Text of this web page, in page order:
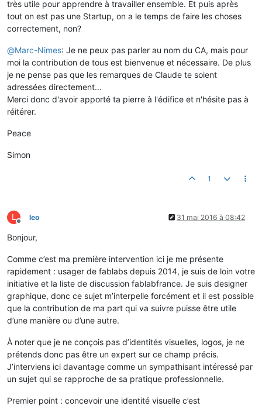
très utile pour apprendre à travailler ensemble. Et puis après
tout on est pas une Startup, on a le temps de faire les choses
correctement, non?
@Marc-Nimes: Je ne peux pas parler au nom du CA, mais pour
moi la contribution de tous est bienvenue et nécessaire. De plus
je ne pense pas que les remarques de Claude te soient
adressées directement...
Merci donc d'avoir apporté ta pierre à l'édifice et n'hésite pas à
réitérer.
Peace
Simon
1
L
Hors-ligne
leo 31 mai 2016 à 08:42
Bonjour,
Comme c’est ma première intervention ici je me présente
rapidement : usager de fablabs depuis 2014, je suis de loin votre
initiative et la liste de discussion fablabfrance. Je suis designer
graphique, donc ce sujet m’interpelle forcément et il est possible
que la contribution de ma part qui va suivre puisse être utile
d’une manière ou d’une autre.
À noter que je ne conçois pas d’identités visuelles, logos, je ne
prétends donc pas être un expert sur ce champ précis.
J’interviens ici davantage comme un sympathisant intéressé par
un sujet qui se rapproche de sa pratique professionnelle.
Premier point : concevoir une identité visuelle c’est